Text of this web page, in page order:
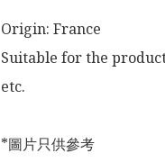
Origin: France
Suitable for the
etc.
*圖片只供參考